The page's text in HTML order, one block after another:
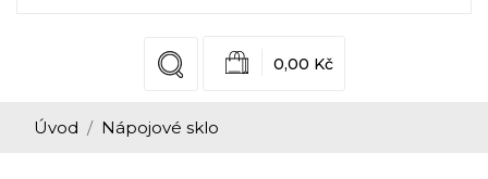
0,00 Kč
Úvod Nápojové sklo